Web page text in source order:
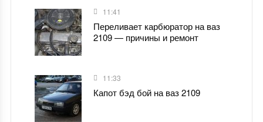
11:41
Переливает карбюратор на ваз
2109 — причины и ремонт
11:33
Капот бэд бой на ваз 2109